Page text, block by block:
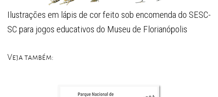
Ilustrações em lápis de cor feito sob encomenda do SESC-
SC para jogos educativos do Museu de Florianópolis
Veja também: